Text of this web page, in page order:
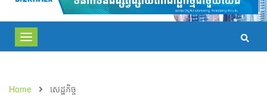
Toggle
navigation
Home សេដ្ឋកិច្ច